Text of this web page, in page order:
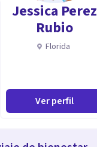
Jessica Perez
Rubio
Florida
Ver perfil